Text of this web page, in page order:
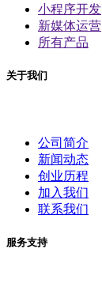
小程序开发
新媒体运营
所有产品
关于我们
公司简介
新闻动态
创业历程
加入我们
联系我们
服务支持